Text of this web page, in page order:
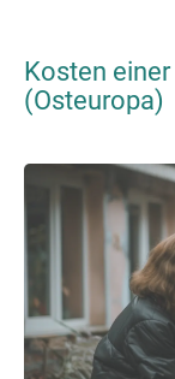
Kosten einer
(Osteuropa)